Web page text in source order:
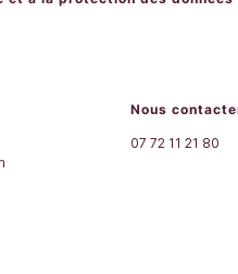
Nous
07 72 11 21 80